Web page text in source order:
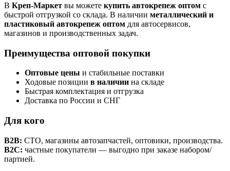
В Креп-Маркет вы можете купить автокрепеж оптом с
быстрой отгрузкой со склада. В наличии металлический и
пластиковый автокрепеж оптом для автосервисов,
магазинов и производственных задач.
Преимущества оптовой покупки
Оптовые цены и стабильные поставки
Ходовые позиции в наличии на складе
Быстрая комплектация и отгрузка
Доставка по России и СНГ
Для кого
B2B: СТО, магазины автозапчастей, оптовики, производства.
B2C: частные покупатели — выгодно при заказе набором/
партией.